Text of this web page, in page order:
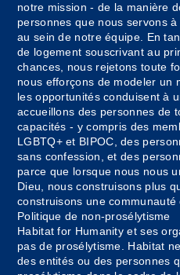
notre mission - de la manière
personnes que nous servons
au sein de notre équipe. En
de logement souscrivant au
chances, nous rejetons toute
nous efforçons de modeler un
les opportunités conduisent à
accueillons des personnes de
capacités - y compris des
LGBTQ+ et BIPOC, des
sans confession, et des
parce que lorsque nous nous
Dieu, nous construisons plus
construisons une communauté
Politique de non-prosélytisme
Habitat for Humanity et ses
pas de prosélytisme. Habitat
des entités ou des personnes